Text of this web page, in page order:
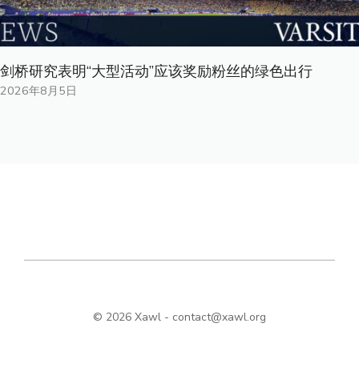
剑桥研究表明“大型活动”应该奖励粉丝的绿色出行
2026年8月5日
© 2026 Xawl - contact@xawl.org